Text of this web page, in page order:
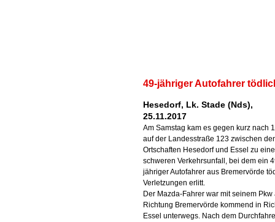
49-jähriger Autofahrer
Hesedorf, Lk. Stade (Nds),
25.11.2017
Am Samstag kam es gegen kurz nach
auf der Landesstraße 123 zwischen
Ortschaften Hesedorf und Essel zu
schweren Verkehrsunfall, bei dem ein
jähriger Autofahrer aus Bremervörde
Verletzungen erlitt.
Der Mazda-Fahrer war mit seinem Pkw
Richtung Bremervörde kommend in
Essel unterwegs. Nach dem